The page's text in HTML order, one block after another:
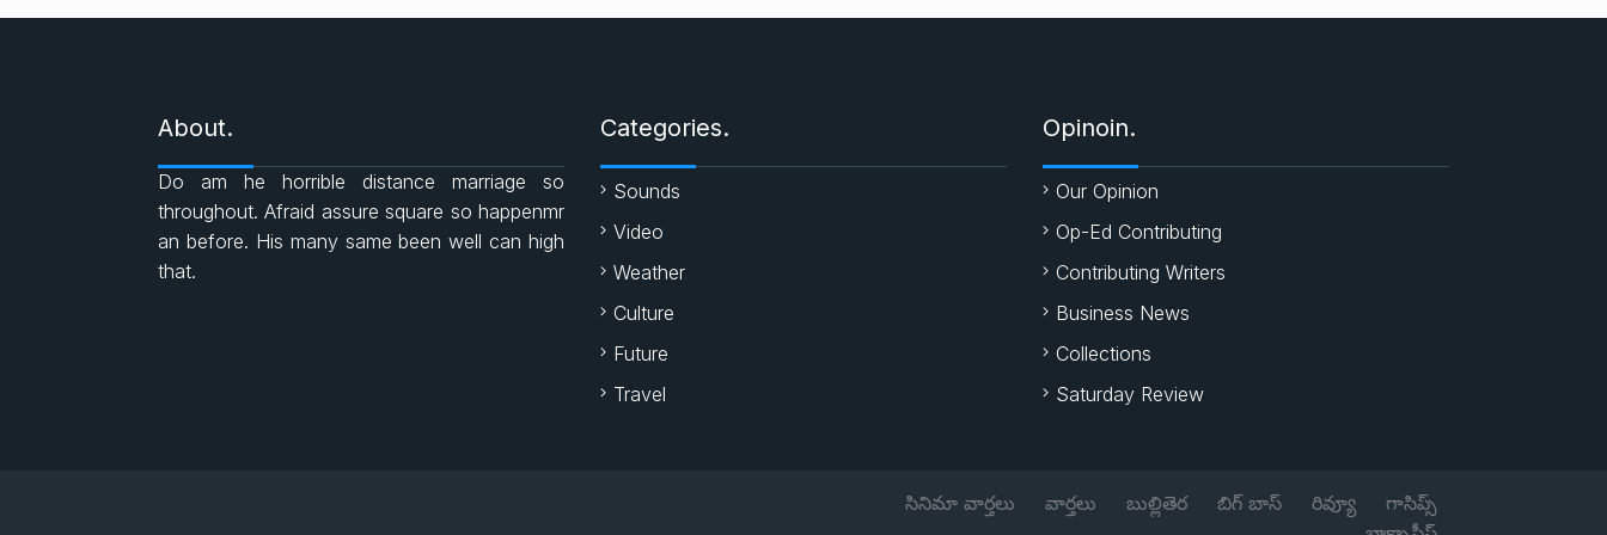
e
c
b
o
o
k
a
p
i
About.
Do am he horrible distance marriage so
throughout. Afraid assure square so happenmr
an before. His many same been well can high
that.
Categories.
Sounds
Video
Weather
Culture
Future
Travel
Opinoin.
Our Opinion
Op-Ed Contributing
Contributing Writers
Business News
Collections
Saturday Review
సినిమా వార్తలు వార్తలు బుల్లితెర బిగ్ బాస్ రివ్యూ
గాసిప్స్